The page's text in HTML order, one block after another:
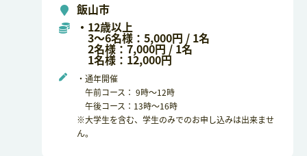
飯山市
・12歳以上
3～6名様：5,000円 / 1名
2名様：7,000円 / 1名
1名様：12,000円
・通年開催
午前コース： 9時～12時
午後コース：13時～16時
※大学生を含む、学生のみでのお申し込みは出来ませ
ん。